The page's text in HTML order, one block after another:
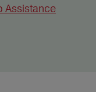
Assistance